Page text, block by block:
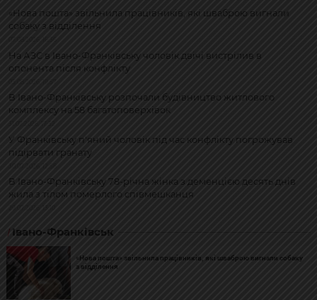
«Нова пошта» звільнила працівників, які шваброю вигнали
собаку з відділення
На АЗС в Івано-Франківську чоловік двічі вистрілив в
опонента після конфлікту
В Івано-Франківську розпочали будівництво житлового
комплексу на 58 багатоповерхівок
У Франківську п'яний чоловік під час конфлікту погрожував
підірвати гранату
В Івано-Франківську 78-річна жінка з деменцією десять днів
жила з тілом померлого співмешканця
Івано-Франківськ
«Нова пошта» звільнила працівників, які шваброю вигнали собаку
з відділення